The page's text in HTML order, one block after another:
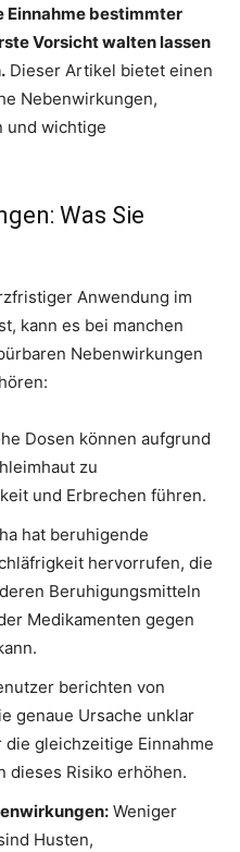
Einnahme bestimmter
Vorsicht walten lassen
Dieser Artikel bietet einen
Nebenwirkungen,
und wichtige
Was Sie
Anwendung im
kann es bei manchen
Nebenwirkungen
Dosen können aufgrund
zu
und Erbrechen führen.
hat beruhigende
hervorrufen, die
Beruhigungsmitteln
Medikamenten gegen
berichten von
genaue Ursache unklar
gleichzeitige Einnahme
dieses Risiko erhöhen.
Weniger
Husten,